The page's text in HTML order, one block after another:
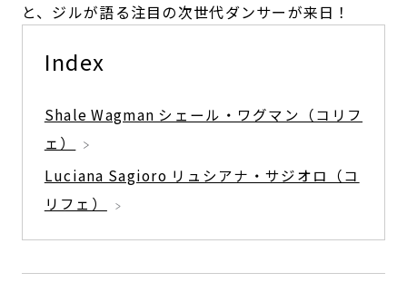
と、ジルが語る注目の次世代ダンサーが来日！
Index
Shale Wagman シェール・ワグマン（コリフ
ェ）
Luciana Sagioro リュシアナ・サジオロ（コ
リフェ）